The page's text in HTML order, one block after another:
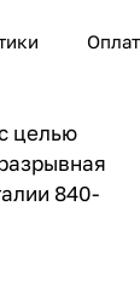
целью
840-